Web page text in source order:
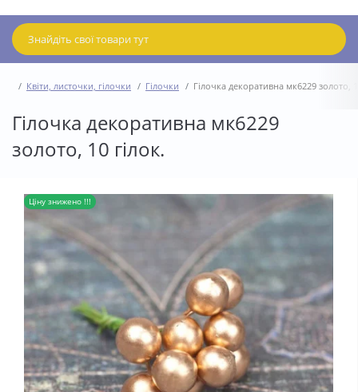
Квіти, листочки, гілочки Гілочки Гілочка декоративна мк6229 золото,
Гілочка декоративна мк6229
золото, 10 гілок.
Ціну знижено !!!